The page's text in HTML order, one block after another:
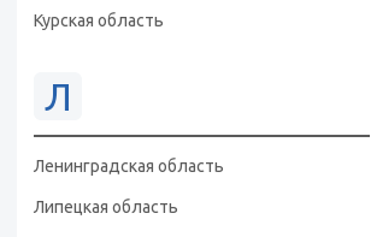
Курская область
Л
Ленинградская область
Липецкая область